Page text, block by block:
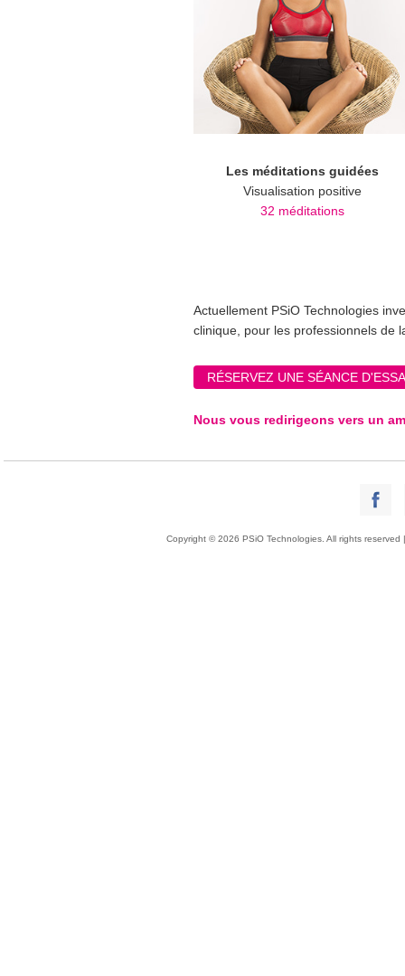
Les méditations guidées
Visualisation positive
32 méditations
Actuellement PSiO Technologies
clinique, pour les professionnels de
RÉSERVEZ UNE SÉANCE
Nous vous redirigeons vers un
Copyright © 2026 PSiO Technologies. All rights reserved